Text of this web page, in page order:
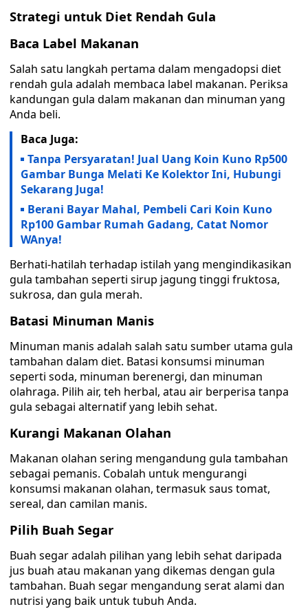
Strategi untuk Diet Rendah Gula
Baca Label Makanan
Salah satu langkah pertama dalam mengadopsi diet
rendah gula adalah membaca label makanan. Periksa
kandungan gula dalam makanan dan minuman yang
Anda beli.
Baca Juga:
Tanpa Persyaratan! Jual Uang Koin Kuno Rp500
Gambar Bunga Melati Ke Kolektor Ini, Hubungi
Sekarang Juga!
Berani Bayar Mahal, Pembeli Cari Koin Kuno
Rp100 Gambar Rumah Gadang, Catat Nomor
WAnya!
Berhati-hatilah terhadap istilah yang mengindikasikan
gula tambahan seperti sirup jagung tinggi fruktosa,
sukrosa, dan gula merah.
Batasi Minuman Manis
Minuman manis adalah salah satu sumber utama gula
tambahan dalam diet. Batasi konsumsi minuman
seperti soda, minuman berenergi, dan minuman
olahraga. Pilih air, teh herbal, atau air berperisa tanpa
gula sebagai alternatif yang lebih sehat.
Kurangi Makanan Olahan
Makanan olahan sering mengandung gula tambahan
sebagai pemanis. Cobalah untuk mengurangi
konsumsi makanan olahan, termasuk saus tomat,
sereal, dan camilan manis.
Pilih Buah Segar
Buah segar adalah pilihan yang lebih sehat daripada
jus buah atau makanan yang dikemas dengan gula
tambahan. Buah segar mengandung serat alami dan
nutrisi yang baik untuk tubuh Anda.